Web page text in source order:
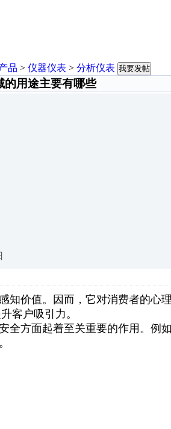
品 > 仪器仪表 > 分析仪表 我要发帖
的用途主要有哪些
知价值。因而，它对消费者的心
客户吸引力。
全方面起着至关重要的作用。例